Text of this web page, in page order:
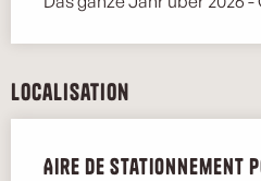
Localisation
Aire de stationnement